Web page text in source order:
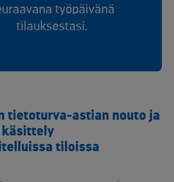
työpäivänä
tilauksestasi.​
tietoturva-astian nouto ja
käsittely
tiloissa​​